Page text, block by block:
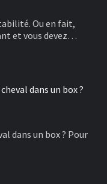
Ou en fait,
et vous devez…
dans un box ?
dans un box ? Pour